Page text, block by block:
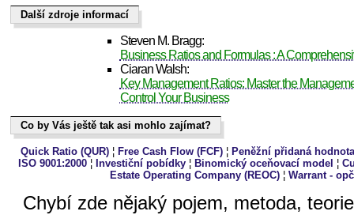
Další zdroje informací
Další zdroje informací
Steven M. Bragg:
Business Ratios and Formulas : A
Ciaran Walsh:
Key Management Ratios: Master the
Control Your Business
Co by Vás ještě tak asi mohlo zajímat?
Co by Vás ještě tak asi mohlo zajímat?
Quick Ratio (QUR)¦ Free Cash Flow (FCF)¦ Peněžní přidaná hodnota
ISO 9001:2000¦ Investiční pobídky¦ Binomický oceňovací model ¦
Estate Operating Company (REOC)¦ Warrant -
Chybí zde nějaký pojem, metoda,